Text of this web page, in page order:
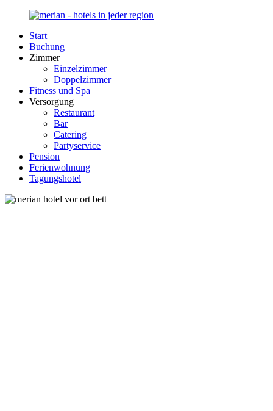
Zurück
Inhalt
Merian-
Hotel.de
Portal
Unterkunft
Deutschland
Start
Buchung
Zimmer
Einzelzimmer
Doppelzimmer
Fitness und Spa
Versorgung
Restaurant
Bar
Catering
Partyservice
Pension
Ferienwohnung
Tagungshotel